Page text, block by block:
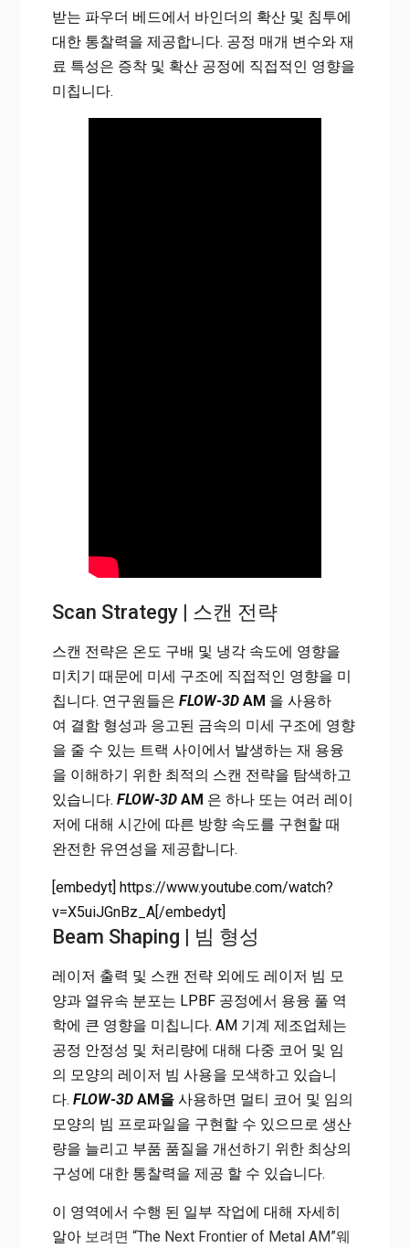
받는 파우더 베드에서 바인더의 확산 및 침투에
대한 통찰력을 제공합니다. 공정 매개 변수와 재
료 특성은 증착 및 확산 공정에 직접적인 영향을
미칩니다.
Scan Strategy | 스캔 전략
스캔 전략은 온도 구배 및 냉각 속도에 영향을
미치기 때문에 미세 구조에 직접적인 영향을 미
칩니다. 연구원들은 FLOW-3DAM 을 사용하
여 결함 형성과 응고된 금속의 미세 구조에 영향
을 줄 수 있는 트랙 사이에서 발생하는 재 용융
을 이해하기 위한 최적의 스캔 전략을 탐색하고
있습니다. FLOW-3DAM 은 하나 또는 여러 레이
저에 대해 시간에 따른 방향 속도를 구현할 때
완전한 유연성을 제공합니다.
[embedyt] https://www.youtube.com/watch?
v=X5uiJGnBz_A[/embedyt]
Beam Shaping | 빔 형성
레이저 출력 및 스캔 전략 외에도 레이저 빔 모
양과 열유속 분포는 LPBF 공정에서 용융 풀 역
학에 큰 영향을 미칩니다. AM 기계 제조업체는
공정 안정성 및 처리량에 대해 다중 코어 및 임
의 모양의 레이저 빔 사용을 모색하고 있습니
다. FLOW-3DAM을사용하면 멀티 코어 및 임의
모양의 빔 프로파일을 구현할 수 있으므로 생산
량을 늘리고 부품 품질을 개선하기 위한 최상의
구성에 대한 통찰력을 제공 할 수 있습니다.
이 영역에서 수행 된 일부 작업에 대해 자세히
알아 보려면 “The Next Frontier of Metal AM”웨